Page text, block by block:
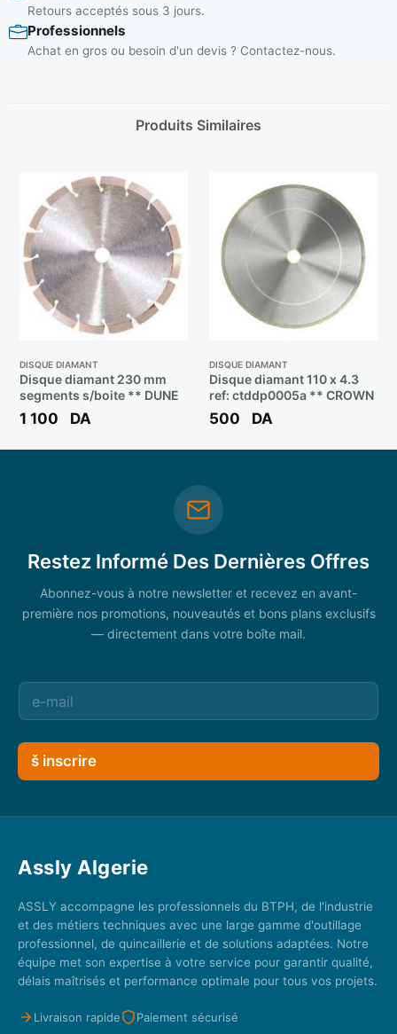
Retours acceptés sous 3 jours.
Professionnels
Achat en gros ou besoin d'un devis ? Contactez-nous.
Produits Similaires
DISQUE DIAMANT
Disque diamant 230 mm
segments s/boite ** DUNE
1 100 DA
DISQUE DIAMANT
Disque diamant 110 x 4.3
ref: ctddp0005a ** CROWN
500 DA
Restez Informé Des Dernières Offres
Abonnez-vous à notre newsletter et recevez en avant-
première nos promotions, nouveautés et bons plans exclusifs
— directement dans votre boîte mail.
š inscrire
Assly Algerie
ASSLY accompagne les professionnels du BTPH, de l'industrie
et des métiers techniques avec une large gamme d'outillage
professionnel, de quincaillerie et de solutions adaptées. Notre
équipe met son expertise à votre service pour garantir qualité,
délais maîtrisés et performance optimale pour tous vos projets.
Livraison rapide Paiement sécurisé